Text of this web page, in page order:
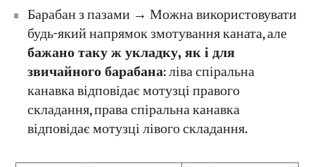
Барабан з пазами → Можна використовувати
будь-який напрямок змотування каната, але
бажано таку ж укладку, як і для
звичайного барабана: ліва спіральна
канавка відповідає мотузці правого
складання, права спіральна канавка
відповідає мотузці лівого складання.